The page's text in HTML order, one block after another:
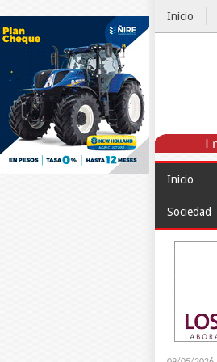
Inicio
Inicio
Sociedad